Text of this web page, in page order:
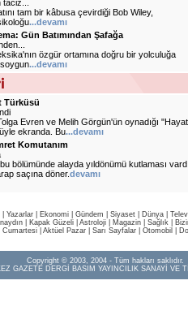
tam bir kâbusa çevirdiği Bob Wiley,
...devamı
Gün Batımından Şafağa
özgür ortamına doğru bir yolculuğa
...devamı
Türküsü
Evren ve Melih Görgün'ün oynadığı "Hayat
ekranda. Bu...devamı
Komutanım
bölümünde alayda yıldönümü kutlaması
saçına döner.devamı
Yazarlar Ekonomi Gündem Siyaset Dünya |
Kapak Güzeli Astroloji Magazin Sağlık
Cumartesi| Aktüel Pazar| Sarı Sayfalar| Otomobil
Copyright © 2003, 2004 - Tüm hakları saklıdır.
GAZETE DERGİ BASIM YAYINCILIK SANAYİ VE